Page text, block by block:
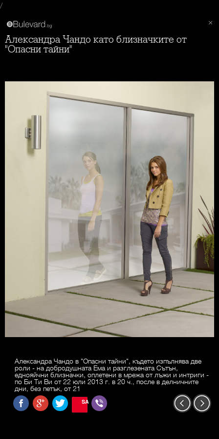
/
Александра Чандо като близначките от
"Опасни тайни"
Александра Чандо в "Опасни тайни", където изпълнява две
роли - на добродушната Ема и разглезената Сътън,
еднояйчни близначки, оплетени в мрежа от лъжи и интриги -
по Би Ти Ви от 22 юли 2013 г. в 20 ч., после в делничните
дни, без петък, от 21
SAVE